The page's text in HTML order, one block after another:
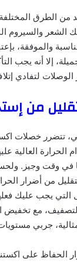
من الطرق
والسيروم
والموفقة،
إلا أنه يجب
لتفادي
من
تتضرر خصلات
الحرارة
في وقت وجيز.
من أضرار
التي يجب عليك
مع
جربي